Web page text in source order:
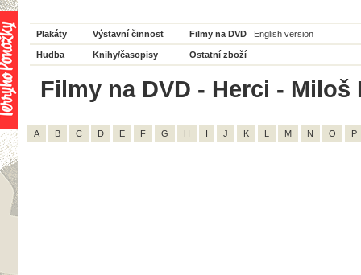
Plakáty Výstavní činnost Filmy na DVD English version
Hudba Knihy/časopisy Ostatní zboží
Filmy na DVD - Herci -
A B C D E F G H I J K L M N O P